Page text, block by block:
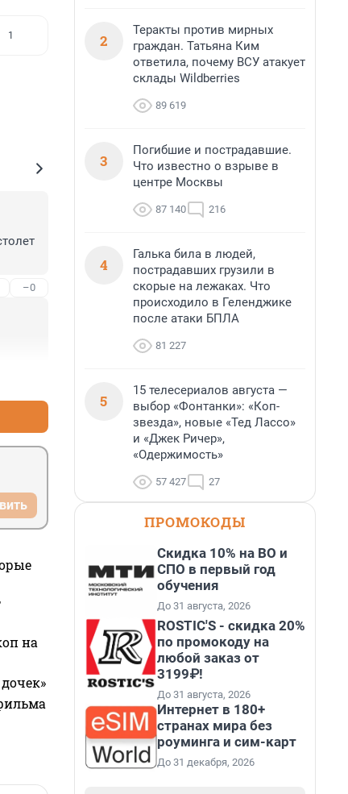
1
–0
на
2
Теракты против мирных
граждан. Татьяна Ким
ответила, почему ВСУ атакует
склады Wildberries
89 619
3
Погибшие и пострадавшие.
Что известно о взрыве в
центре Москвы
87 140 216
4
Галька била в людей,
пострадавших грузили в
скорые на лежаках. Что
происходило в Геленджике
после атаки БПЛА
81 227
5
15 телесериалов августа —
выбор «Фонтанки»: «Коп-
звезда», новые «Тед Лассо»
и «Джек Ричер»,
«Одержимость»
57 427 27
ПРОМОКОДЫ
Скидка 10% на ВО и
СПО в первый год
обучения
До 31 августа, 2026
ROSTIC'S - скидка 20%
по промокоду на
любой заказ от
3199₽!
До 31 августа, 2026
Интернет в 180+
странах мира без
роуминга и сим-карт
До 31 декабря, 2026